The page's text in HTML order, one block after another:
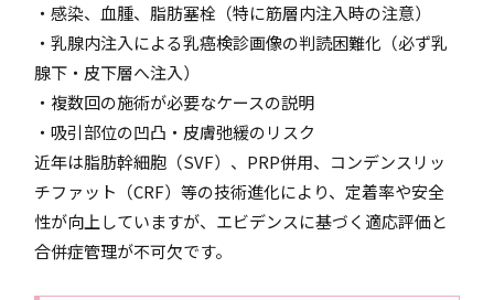
・感染、血腫、脂肪塞栓（特に筋層内注入時の注意）
・乳腺内注入による乳癌検診画像の判読困難化（必ず乳
腺下・皮下層へ注入）
・複数回の施術が必要なケースの説明
・吸引部位の凹凸・皮膚弛緩のリスク
近年は脂肪幹細胞（SVF）、PRP併用、コンデンスリッ
チファット（CRF）等の技術進化により、定着率や安全
性が向上していますが、エビデンスに基づく適応評価と
合併症管理が不可欠です。